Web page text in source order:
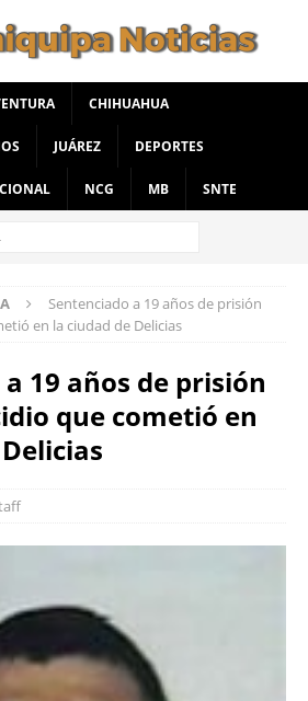
CHIHUAHUA
JUÁREZ DEPORTES
NCG MB SNTE
Sentenciado a 19 años de prisión
en la ciudad de Delicias
19 años de prisión
que cometió en